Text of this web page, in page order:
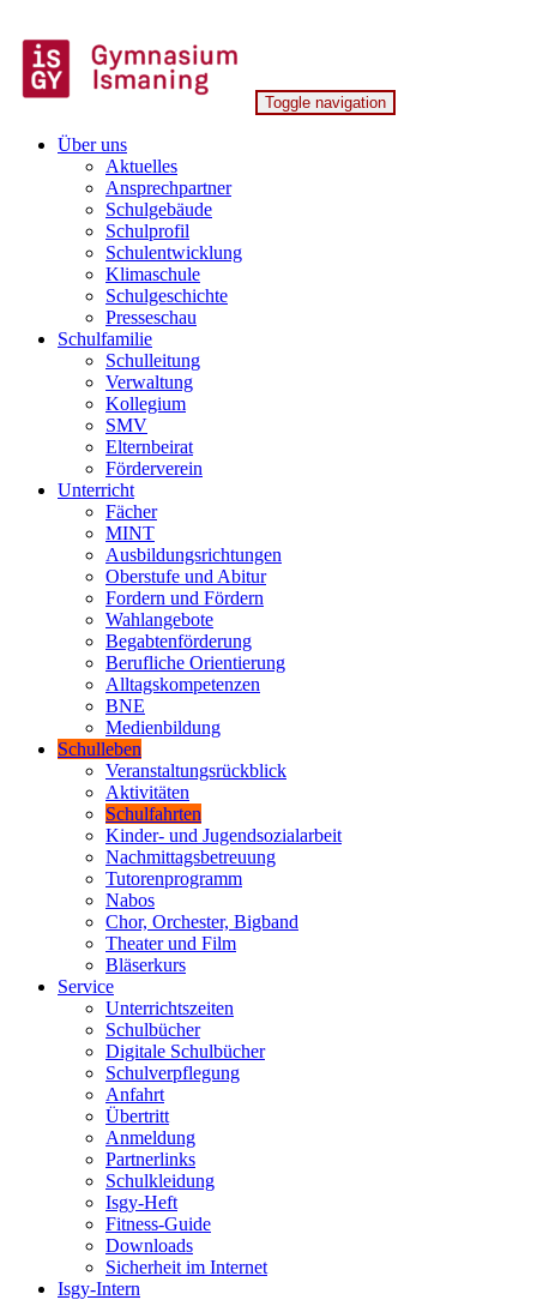
to
content
Gymnasium Ismaning
Toggle navigation
Über uns
Aktuelles
Ansprechpartner
Schulgebäude
Schulprofil
Schulentwicklung
Klimaschule
Schulgeschichte
Presseschau
Schulfamilie
Schulleitung
Verwaltung
Kollegium
SMV
Elternbeirat
Förderverein
Unterricht
Fächer
MINT
Ausbildungsrichtungen
Oberstufe und Abitur
Fordern und Fördern
Wahlangebote
Begabtenförderung
Berufliche Orientierung
Alltagskompetenzen
BNE
Medienbildung
Schulleben
Veranstaltungsrückblick
Aktivitäten
Schulfahrten
Kinder- und Jugendsozialarbeit
Nachmittagsbetreuung
Tutorenprogramm
Nabos
Chor, Orchester, Bigband
Theater und Film
Bläserkurs
Service
Unterrichtszeiten
Schulbücher
Digitale Schulbücher
Schulverpflegung
Anfahrt
Übertritt
Anmeldung
Partnerlinks
Schulkleidung
Isgy-Heft
Fitness-Guide
Downloads
Sicherheit im Internet
Isgy-Intern